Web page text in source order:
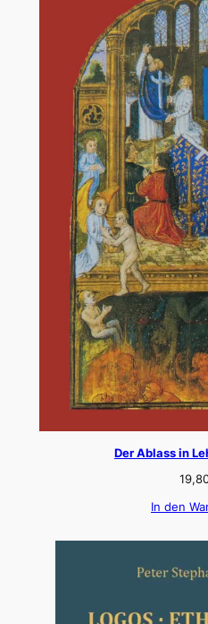
Der Ablass in
In den